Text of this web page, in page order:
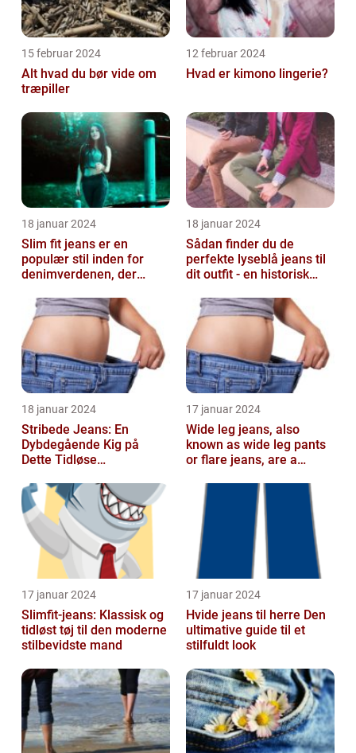
15 februar 2024
Alt hvad du bør vide om
træpiller
12 februar 2024
Hvad er kimono lingerie?
18 januar 2024
Slim fit jeans er en
populær stil inden for
denimverdenen, der
personer, der ønsk...
18 januar 2024
Sådan finder du de
perfekte lyseblå jeans til
dit outfit - en historisk
fash...
18 januar 2024
Stribede Jeans: En
Dybdegående Kig på
Dette Tidløse
17 januar 2024
Wide leg jeans, also
known as wide leg pants
or flare jeans, are a
for those ...
17 januar 2024
Slimfit-jeans: Klassisk og
tidløst tøj til den moderne
stilbevidste mand
17 januar 2024
Hvide jeans til herre Den
ultimative guide til et
stilfuldt look